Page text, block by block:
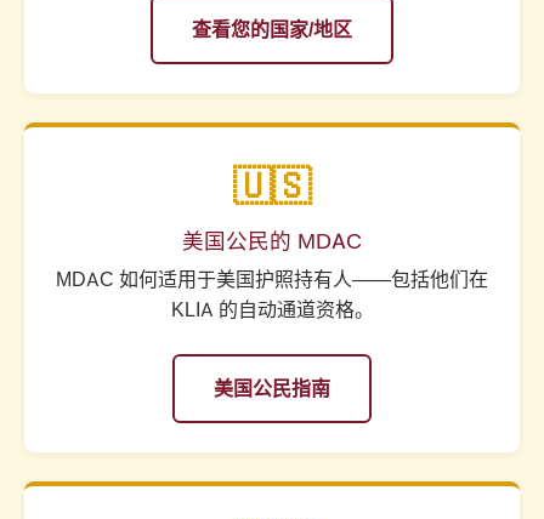
查看您的国家/地区
🇺🇸
美国公民的 MDAC
MDAC 如何适用于美国护照持有人——包括他们在
KLIA 的自动通道资格。
美国公民指南